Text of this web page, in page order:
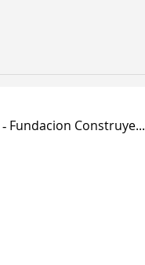
- Fundacion Construye...